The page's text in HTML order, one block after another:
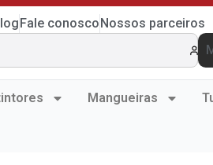
Fale conoscoNossos parceiros
Mangueiras